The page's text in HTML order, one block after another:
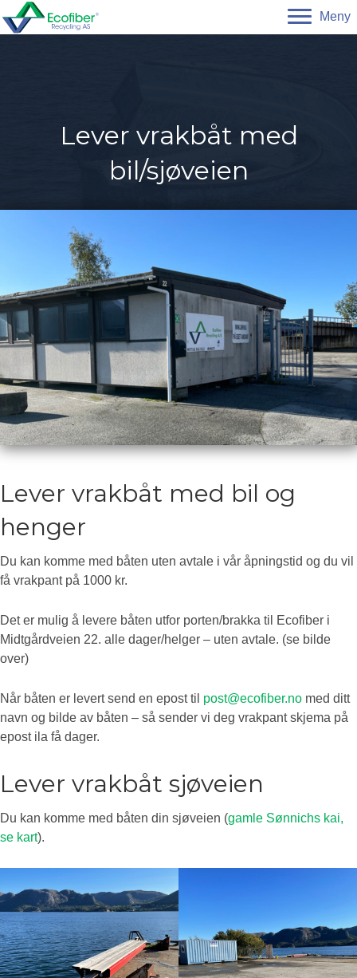
Meny
Lever vrakbåt med
bil/sjøveien
Lever vrakbåt med bil og
henger
Du kan komme med båten uten avtale i vår åpningstid og du vil
få vrakpant på 1000 kr.
Det er mulig å levere båten utfor porten/brakka til Ecofiber i
Midtgårdveien 22. alle dager/helger – uten avtale. (se bilde
over)
Når båten er levert send en epost til post@ecofiber.no med ditt
navn og bilde av båten – så sender vi deg vrakpant skjema på
epost ila få dager.
Lever vrakbåt sjøveien
Du kan komme med båten din sjøveien (gamle Sønnichs kai,
se kart).